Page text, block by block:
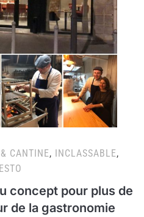
CANTINE, INCLASSABLE,
concept pour plus de
de la gastronomie